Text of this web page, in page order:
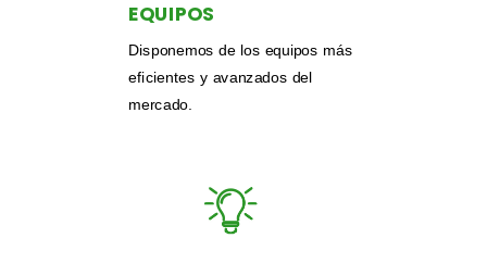
EQUIPOS
Disponemos de los equipos más
eficientes y avanzados del
mercado.